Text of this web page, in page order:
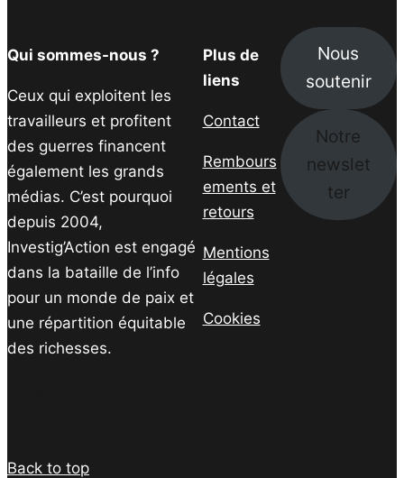
Qui sommes-nous ?
Ceux qui exploitent les
travailleurs et profitent
des guerres financent
également les grands
médias. C’est pourquoi
depuis 2004,
Investig’Action est engagé
dans la bataille de l’info
pour un monde de paix et
une répartition équitable
des richesses.
Plus de
liens
Contact
Rembours
ements et
retours
Mentions
légales
Cookies
Nous
soutenir
Notre
newslet
ter
Back to top